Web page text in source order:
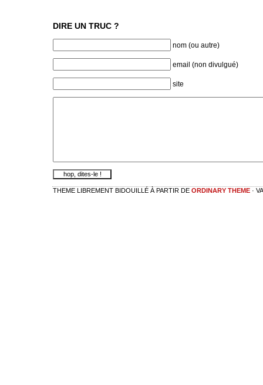
DIRE UN TRUC ?
nom (ou autre)
email (non divulgué)
site
THEME LIBREMENT BIDOUILLÉ À PARTIR DE ORDINARY THEME ·